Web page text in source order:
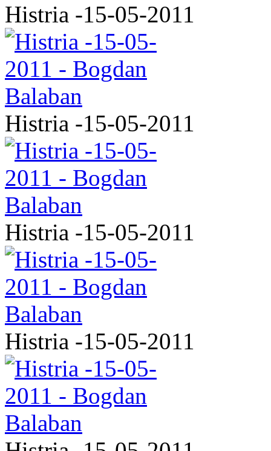
Histria -15-05-2011
Histria -15-05-2011
Histria -15-05-2011
Histria -15-05-2011